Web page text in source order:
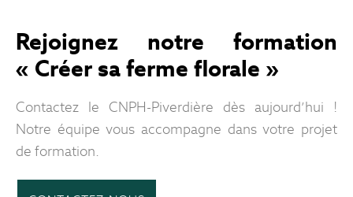
Rejoignez notre formation
« Créer sa ferme florale »
Contactez le CNPH-Piverdière dès aujourd’hui !
Notre équipe vous accompagne dans votre projet
de formation.